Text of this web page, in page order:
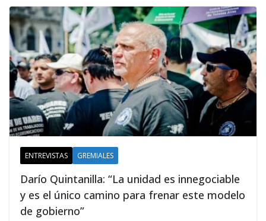
ENTREVISTAS GREMIALES
Darío Quintanilla: “La unidad es innegociable
y es el único camino para frenar este modelo
de gobierno”